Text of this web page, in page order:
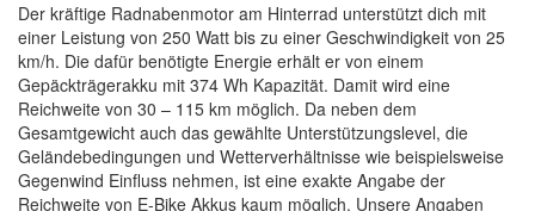
Der kräftige Radnabenmotor am Hinterrad unterstützt dich mit
einer Leistung von 250 Watt bis zu einer Geschwindigkeit von 25
km/h. Die dafür benötigte Energie erhält er von einem
Gepäckträgerakku mit 374 Wh Kapazität. Damit wird eine
Reichweite von 30 – 115 km möglich. Da neben dem
Gesamtgewicht auch das gewählte Unterstützungslevel, die
Geländebedingungen und Wetterverhältnisse wie beispielsweise
Gegenwind Einfluss nehmen, ist eine exakte Angabe der
Reichweite von E-Bike Akkus kaum möglich. Unsere Angaben